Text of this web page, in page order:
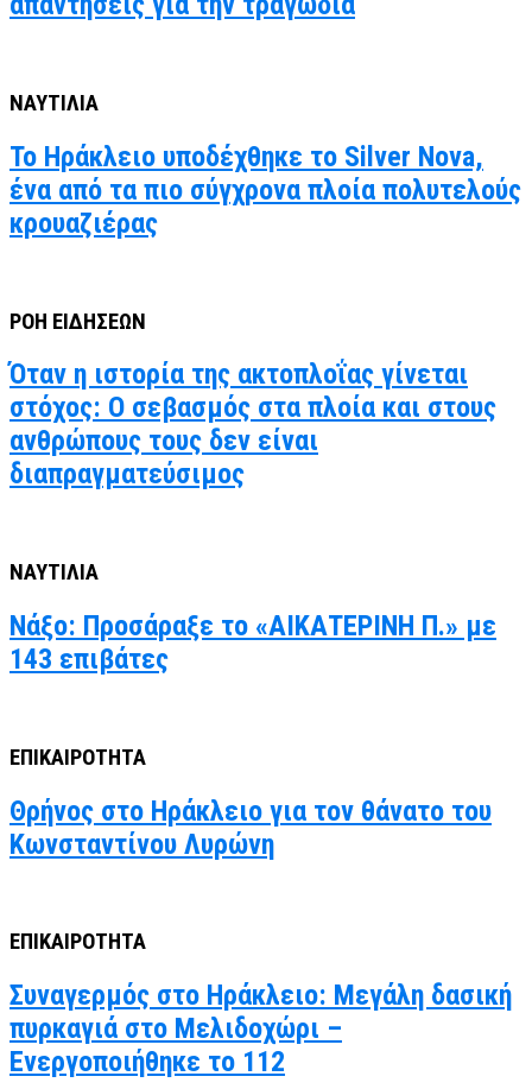
ΝΑΥΤΙΛΙΑ
Το Ηράκλειο υποδέχθηκε το Silver Nova,
ένα από τα πιο σύγχρονα πλοία πολυτελούς
κρουαζιέρας
ΡΟΗ ΕΙΔΗΣΕΩΝ
Όταν η ιστορία της ακτοπλοΐας γίνεται
στόχος: Ο σεβασμός στα πλοία και στους
ανθρώπους τους δεν είναι
διαπραγματεύσιμος
ΝΑΥΤΙΛΙΑ
Νάξο: Προσάραξε το «ΑΙΚΑΤΕΡΙΝΗ Π.» με
143 επιβάτες
ΕΠΙΚΑΙΡΟΤΗΤΑ
Θρήνος στο Ηράκλειο για τον θάνατο του
Κωνσταντίνου Λυρώνη
ΕΠΙΚΑΙΡΟΤΗΤΑ
Συναγερμός στο Ηράκλειο: Μεγάλη δασική
πυρκαγιά στο Μελιδοχώρι –
Ενεργοποιήθηκε το 112